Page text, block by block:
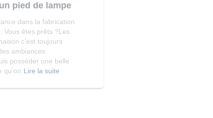
pied de lampe
dans la fabrication
Vous êtes prêts ?Les
c’est toujours
ambiances
posséder une belle
qu’on Lire la suite